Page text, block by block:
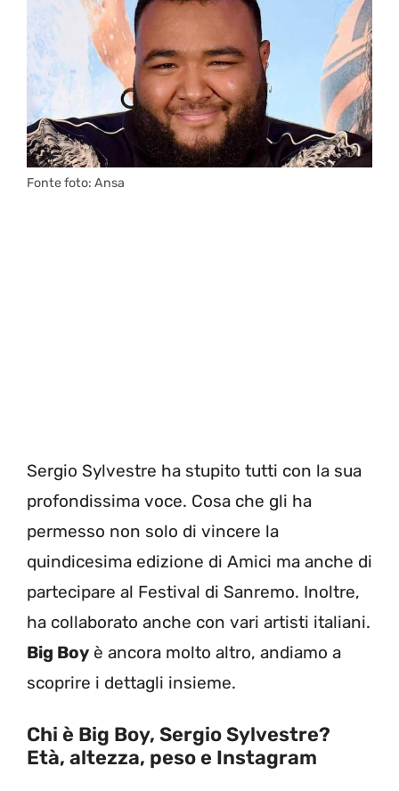
Fonte foto: Ansa
Sergio Sylvestre ha stupito tutti con la sua
profondissima voce. Cosa che gli ha
permesso non solo di vincere la
quindicesima edizione di Amici ma anche di
partecipare al Festival di Sanremo. Inoltre,
ha collaborato anche con vari artisti italiani.
Big Boy è ancora molto altro, andiamo a
scoprire i dettagli insieme.
Chi è Big Boy, Sergio Sylvestre?
Età, altezza, peso e Instagram